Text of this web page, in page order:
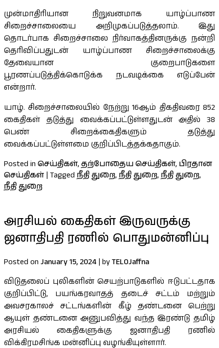
முன்மாதிரியான நிறுவனமாக யாழ்ப்பாண
சிறைச்சாலையை அறிமுகப்படுத்தலாம். இது
தொடர்பாக சிறைச்சாலை நிர்வாகத்தினருக்கு நன்றி
தெரிவிப்பதுடன் யாழ்ப்பாண சிறைச்சாலைக்கு
தேவையான குறைபாடுகளை
பூரணப்படுத்திக்கொடுக்க நடவடிக்கை எடுப்பேன்
என்றார்.
யாழ். சிறைச்சாலையில் நேற்று 16ஆம் திகதிவரை 852
கைதிகள் தடுத்து வைக்கப்பட்டுள்ளதுடன் அதில் 38
பெண் சிறைக்கைதிகளும் தடுத்து
வைக்கப்பட்டுள்ளமை குறிப்பிடத்தக்கதாகும்.
Posted in செய்திகள், தற்போதைய செய்திகள், பிரதான
செய்திகள் | Tagged நீதி துறை, நீதி துறை, நீதி துறை,
நீதி துறை
அரசியல் கைதிகள் இருவருக்கு
ஜனாதிபதி ரணில் பொதுமன்னிப்பு
Posted on January 15, 2024 | byTELOJaffna
விடுதலைப் புலிகளின் செயற்பாடுகளில் ஈடுபட்டதாக
குறிப்பிட்டு, பயங்கரவாதத் தடைச் சட்டம் மற்றும்
அவசரகாலச் சட்டங்களின் கீழ் தண்டனை பெற்று
ஆயுள் தண்டனை அனுபவித்து வந்த இரண்டு தமிழ்
அரசியல் கைதிகளுக்கு ஜனாதிபதி ரணில்
விக்கிரமசிங்க மன்னிப்பு வழங்கியுள்ளார்.